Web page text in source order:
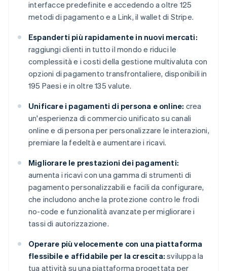
interfacce predefinite e accedendo a oltre 125
metodi di pagamento e a Link, il wallet di Stripe.
Espanderti più rapidamente in nuovi mercati:
raggiungi clienti in tutto il mondo e riduci le
complessità e i costi della gestione multivaluta con
opzioni di pagamento transfrontaliere, disponibili in
195 Paesi e in oltre 135 valute.
Unificare i pagamenti di persona e online: crea
un'esperienza di commercio unificato su canali
online e di persona per personalizzare le interazioni,
premiare la fedeltà e aumentare i ricavi.
Migliorare le prestazioni dei pagamenti:
aumenta i ricavi con una gamma di strumenti di
pagamento personalizzabili e facili da configurare,
che includono anche la protezione contro le frodi
no-code e funzionalità avanzate per migliorare i
tassi di autorizzazione.
Operare più velocemente con una piattaforma
flessibile e affidabile per la crescita: sviluppa la
tua attività su una piattaforma progettata per